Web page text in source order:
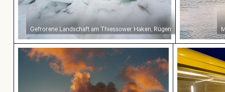
Gefrorene Landschaft am Thiessower Haken, Rügen
Schöne Sonnenuntergangswolken mit